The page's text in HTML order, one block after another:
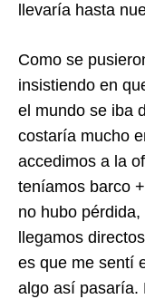
llevaría hasta
Como se
insistiendo en
el mundo se iba
costaría mucho
accedimos a la
teníamos barco
no hubo
llegamos
es que me sentí
algo así pasaría.